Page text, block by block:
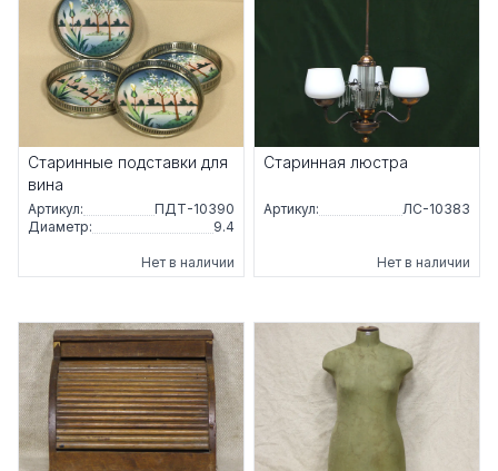
Старинные подставки для
вина
Артикул:
ПДТ-10390
Диаметр:
9.4
Нет в наличии
Старинная люстра
Артикул: ЛС-10383
Нет в наличии